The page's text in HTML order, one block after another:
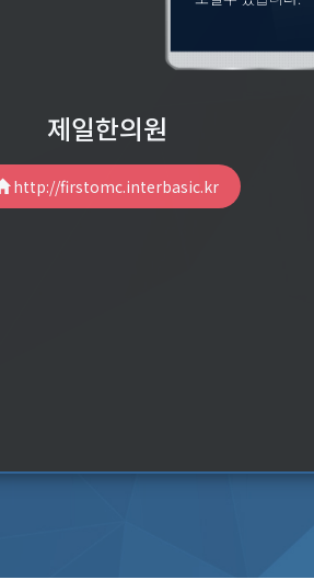
제일한의원
http://firstomc.interbasic.kr